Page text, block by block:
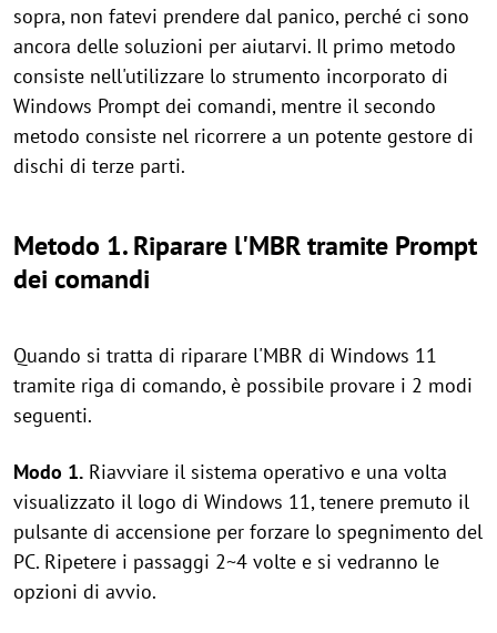
sopra, non fatevi prendere dal panico, perché ci sono
ancora delle soluzioni per aiutarvi. Il primo metodo
consiste nell'utilizzare lo strumento incorporato di
Windows Prompt dei comandi, mentre il secondo
metodo consiste nel ricorrere a un potente gestore di
dischi di terze parti.
Metodo 1. Riparare l'MBR tramite Prompt
dei comandi
Quando si tratta di riparare l'MBR di Windows 11
tramite riga di comando, è possibile provare i 2 modi
seguenti.
Modo 1. Riavviare il sistema operativo e una volta
visualizzato il logo di Windows 11, tenere premuto il
pulsante di accensione per forzare lo spegnimento del
PC. Ripetere i passaggi 2~4 volte e si vedranno le
opzioni di avvio.